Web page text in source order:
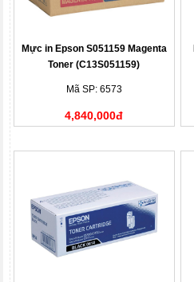
Mực in Epson S051159 Magenta
Toner (C13S051159)
Mã SP: 6573
4,840,000đ